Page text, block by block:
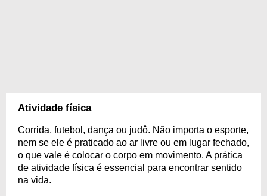
Atividade física
Corrida, futebol, dança ou judô. Não importa o esporte,
nem se ele é praticado ao ar livre ou em lugar fechado,
o que vale é colocar o corpo em movimento. A prática
de atividade física é essencial para encontrar sentido
na vida.